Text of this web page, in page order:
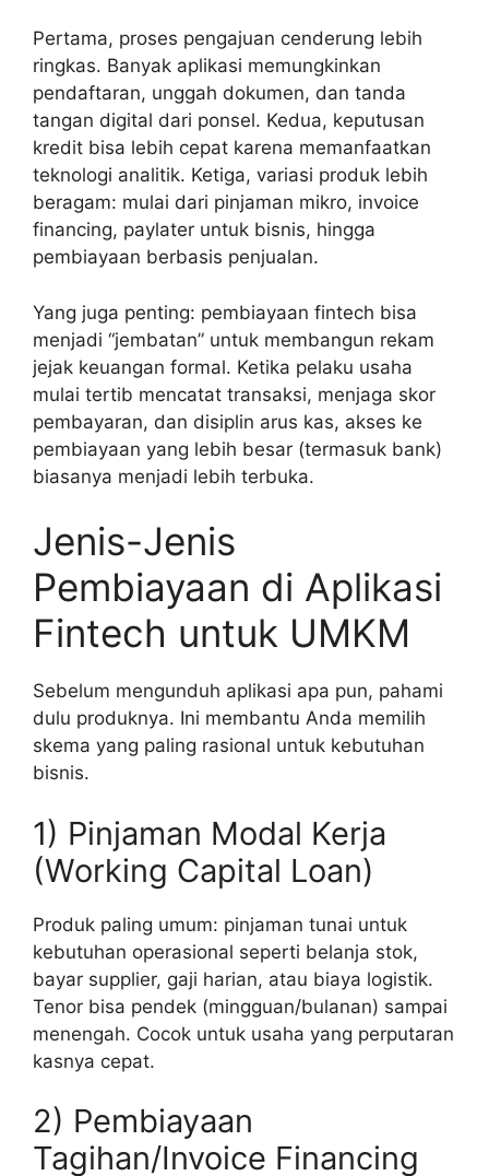
Pertama, proses pengajuan cenderung lebih
ringkas. Banyak aplikasi memungkinkan
pendaftaran, unggah dokumen, dan tanda
tangan digital dari ponsel. Kedua, keputusan
kredit bisa lebih cepat karena memanfaatkan
teknologi analitik. Ketiga, variasi produk lebih
beragam: mulai dari pinjaman mikro, invoice
financing, paylater untuk bisnis, hingga
pembiayaan berbasis penjualan.
Yang juga penting: pembiayaan fintech bisa
menjadi “jembatan” untuk membangun rekam
jejak keuangan formal. Ketika pelaku usaha
mulai tertib mencatat transaksi, menjaga skor
pembayaran, dan disiplin arus kas, akses ke
pembiayaan yang lebih besar (termasuk bank)
biasanya menjadi lebih terbuka.
Jenis-Jenis
Pembiayaan di Aplikasi
Fintech untuk UMKM
Sebelum mengunduh aplikasi apa pun, pahami
dulu produknya. Ini membantu Anda memilih
skema yang paling rasional untuk kebutuhan
bisnis.
1) Pinjaman Modal Kerja
(Working Capital Loan)
Produk paling umum: pinjaman tunai untuk
kebutuhan operasional seperti belanja stok,
bayar supplier, gaji harian, atau biaya logistik.
Tenor bisa pendek (mingguan/bulanan) sampai
menengah. Cocok untuk usaha yang perputaran
kasnya cepat.
2) Pembiayaan
Tagihan/Invoice Financing